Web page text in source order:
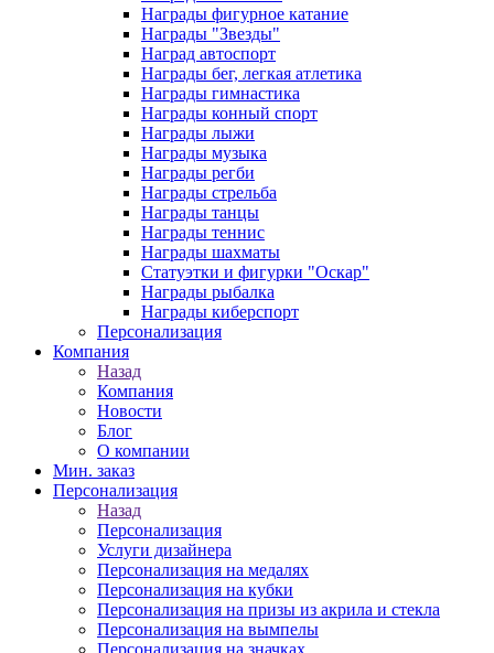
Награды фигурное катание
Награды "Звезды"
Наград автоспорт
Награды бег, легкая атлетика
Награды гимнастика
Награды конный спорт
Награды лыжи
Награды музыка
Награды регби
Награды стрельба
Награды танцы
Награды теннис
Награды шахматы
Статуэтки и фигурки "Оскар"
Награды рыбалка
Награды киберспорт
Персонализация
Компания
Назад
Компания
Новости
Блог
О компании
Мин. заказ
Персонализация
Назад
Персонализация
Услуги дизайнера
Персонализация на медалях
Персонализация на кубки
Персонализация на призы из акрила и стекла
Персонализация на вымпелы
Персонализация на значках